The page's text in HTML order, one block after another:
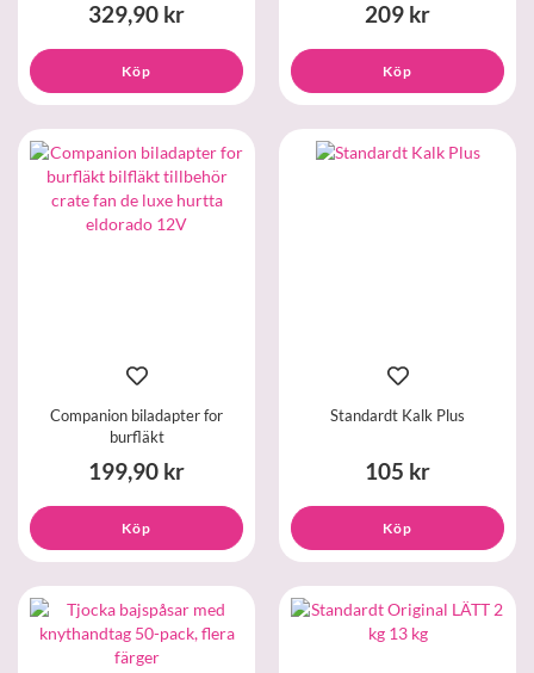
329,90 kr
Köp
209 kr
Köp
Companion biladapter for
burfläkt
199,90 kr
Köp
Standardt Kalk Plus
105 kr
Köp